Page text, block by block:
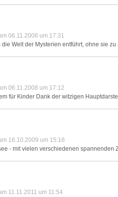
06.11.2008 um 17:31
Welt der Mysterien entführt, ohne sie
06.11.2008 um 17:12
für Kinder Dank der witzigen
16.10.2009 um 15:16
- mit vielen verschiedenen
11.11.2011 um 11:54